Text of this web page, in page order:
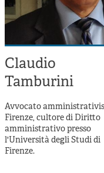
Colophon
Archivio
Argomenti
Autori
Argomenti
Workshop Impresa
Impresa sociale,
Innovazione sociale
Impresa sociale e
Acini di fuoco -
Chi siamo
Contatti
Sostienici
Claudio
Tamburini
Avvocato
Firenze, cultore di Diritto
amministrativo presso
l'Università degli Studi di
Firenze.